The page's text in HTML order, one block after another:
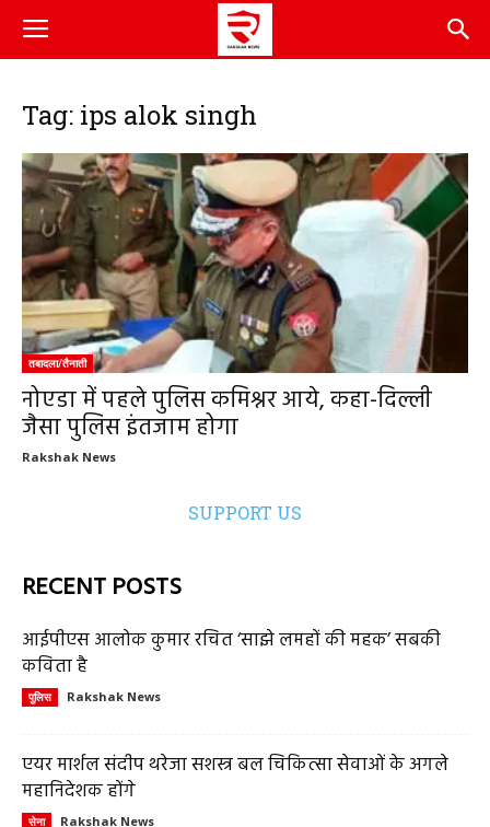
Tag: ips alok singh
तबादला/तैनाती
नोएडा में पहले पुलिस कमिश्नर आये, कहा-दिल्ली
जैसा पुलिस इंतजाम होगा
Rakshak News
SUPPORT US
RECENT POSTS
आईपीएस आलोक कुमार रचित ‘साझे लमहों की महक’ सबकी
कविता है
पुलिस Rakshak News
एयर मार्शल संदीप थरेजा सशस्त्र बल चिकित्सा सेवाओं के अगले
महानिदेशक होंगे
सेना Rakshak News